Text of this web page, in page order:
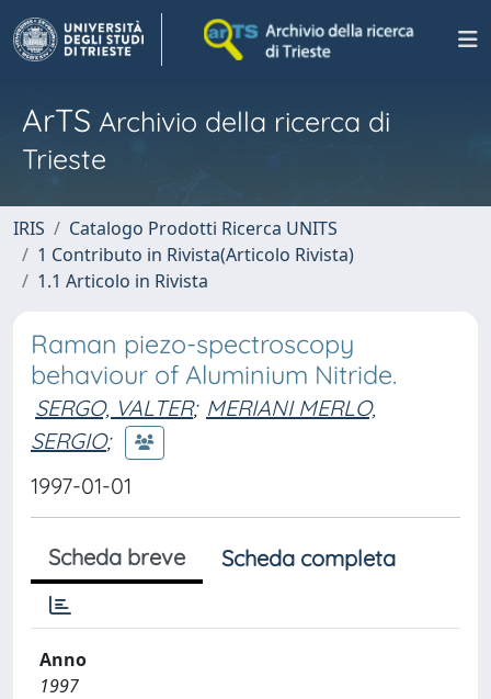
ArTS Archivio della ricerca di
Trieste
IRIS
Catalogo Prodotti Ricerca UNITS
1 Contributo in Rivista(Articolo Rivista)
1.1 Articolo in Rivista
Raman piezo-spectroscopy
behaviour of Aluminium Nitride.
SERGO, VALTER; MERIANI MERLO,
SERGIO;
1997-01-01
Scheda breve Scheda completa
Anno
1997